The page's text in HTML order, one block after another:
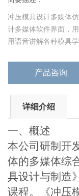
冲压模具设计多媒体
计多媒体软件界面，
用语音讲解各种模具
产品咨询
详细介绍
一、概述
本公司研制开
体的多媒体综
具设计与制造
课程。《冲压